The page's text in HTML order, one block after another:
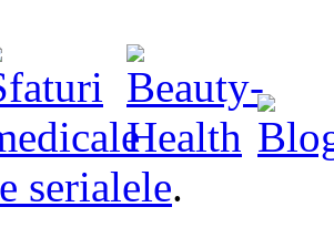
serialele.